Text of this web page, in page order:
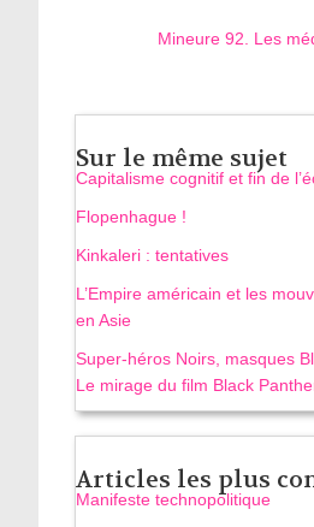
Mineure 92. Les
Sur le même sujet
Capitalisme cognitif et fin de
Flopenhague !
Kinkaleri : tentatives
L’Empire américain et les
en Asie
Super-héros Noirs, masques
Le mirage du film Black
Articles les plus
Manifeste technopolitique